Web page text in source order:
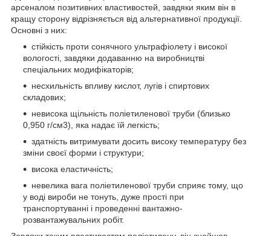
арсеналом позитивних властивостей, завдяки яким він в
кращу сторону відрізняється від альтернативної продукції.
Основні з них:
стійкість проти сонячного ультрафіолету і високої
вологості, завдяки додаванню на виробництві
спеціальних модифікаторів;
несхильність впливу кислот, лугів і спиртових
складових;
невисока щільність поліетиленової труби (близько
0,950 г/см3), яка надає їй легкість;
здатність витримувати досить високу температуру без
зміни своєї форми і структури;
висока еластичність;
невелика вага поліетиленової труби сприяє тому, що
у воді вироби не тонуть, дуже прості при
транспортуванні і проведенні вантажно-
розвантажувальних робіт.